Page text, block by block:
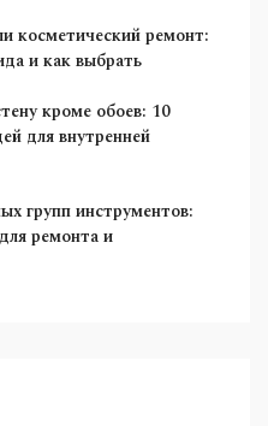
косметический ремонт:
и как выбрать
кроме обоев: 10
для внутренней
групп инструментов:
ремонта и